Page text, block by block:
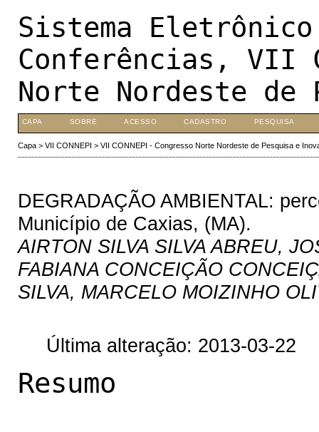
Sistema
Conferências, VII
Norte Nordeste de
CAPA SOBRE ACESSO CADASTRO PESQUISA
Capa> VII CONNEPI > VII CONNEPI - Congresso Norte Nordeste de Pesquisa e
DEGRADAÇÃO AMBIENTAL:
Município de Caxias, (MA).
AIRTON SILVA SILVA ABREU,
FABIANA CONCEIÇÃO
SILVA, MARCELO MOIZINHO
Última alteração: 2013-03-22
Resumo